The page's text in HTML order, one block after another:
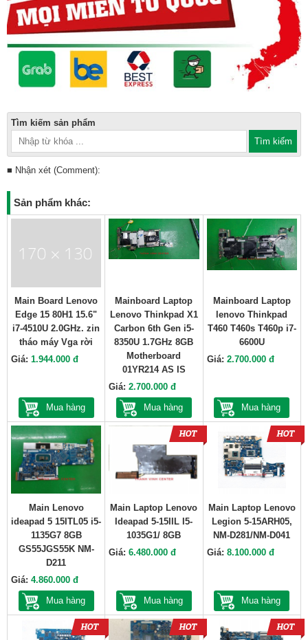
Tìm kiếm sản phẩm
■ Nhận xét (Comment):
Sản phẩm khác:
Main Board Lenovo
Edge 15 80H1 15.6"
i7-4510U 2.0GHz. zin
tháo máy Vga rời
Giá: 1.944.000 đ
Mua hàng
Mainboard Laptop
Lenovo Thinkpad X1
Carbon 6th Gen i5-
8350U 1.7GHz 8GB
Motherboard
01YR214 AS IS
Giá:2.700.000 đ
Mua hàng
Mainboard Laptop
lenovo Thinkpad
T460 T460s T460p i7-
6600U
Giá: 2.700.000 đ
Mua hàng
Main Lenovo
ideapad 5 15ITL05 i5-
1135G7 8GB
GS55JGS55K NM-
D211
Giá: 4.860.000 đ
Mua hàng
Main Laptop Lenovo
Ideapad 5-15IIL I5-
1035G1/ 8GB
Giá:6.480.000 đ
Mua hàng
Main Laptop Lenovo
Legion 5-15ARH05,
NM-D281/NM-D041
Giá: 8.100.000 đ
Mua hàng